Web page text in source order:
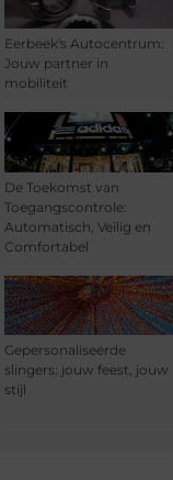
Eerbeek's Autocentrum:
Jouw partner in
mobiliteit
De Toekomst van
Toegangscontrole:
Automatisch, Veilig en
Comfortabel
Gepersonaliseerde
slingers: jouw feest, jouw
stijl